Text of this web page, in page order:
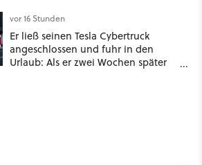
vor 16 Stunden
Er ließ seinen Tesla Cybertruck
angeschlossen und fuhr in den
Urlaub: Als er zwei Wochen später